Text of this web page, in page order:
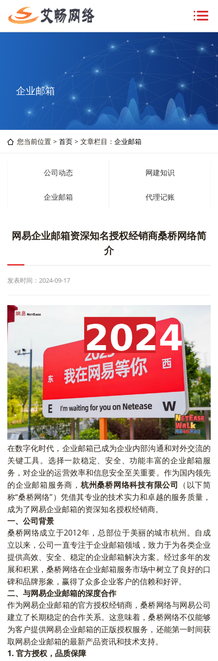
企业邮箱
您当前位置 > 首页 > 文章栏目： 企业邮箱
公司动态 网建知识
企业邮箱 代理记账
网易企业邮箱资深知名授权经销商桑桥网络简
介
发表时间：2024-09-17
在数字化时代，企业邮箱已成为企业内部沟通和对外交流的
关键工具。选择一款稳定、安全、功能丰富的企业邮箱服
务，对企业的运营效率和信息安全至关重要。作为国内领先
的企业邮箱服务商， 杭州桑桥网络科技有限公司 （以下简
称“桑桥网络”）凭借其专业的技术实力和卓越的服务质量，
成为了网易企业邮箱的资深知名授权经销商。
一、公司背景
桑桥网络成立于2012年，总部位于美丽的城市杭州。自成
立以来，公司一直专注于企业邮箱领域，致力于为各类企业
提供高效、安全、稳定的企业邮箱解决方案。经过多年的发
展和积累，桑桥网络在企业邮箱服务市场中树立了良好的口
碑和品牌形象，赢得了众多企业客户的信赖和好评。
二、与网易企业邮箱的深度合作
作为网易企业邮箱的官方授权经销商，桑桥网络与网易公司
建立了长期稳定的合作关系。这意味着，桑桥网络不仅能够
为客户提供网易企业邮箱的正版授权服务，还能第一时间获
取网易企业邮箱的最新产品资讯和技术支持。
1. 官方授权，品质保障